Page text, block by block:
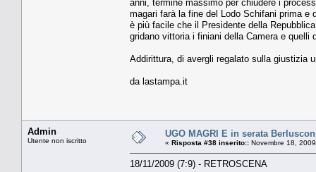
anni, termine massimo per chiudere i
magari farà la fine del Lodo Schifani prima
è più facile che il Presidente della
gridano vittoria i finiani della Camera e
Addirittura, di avergli regalato sulla giustizia
da lastampa.it
Admin
Utente non iscritto
UGO MAGRI E in serata
« Risposta #38 inserito:: Novembre 18,
18/11/2009 (7:9) - RETROSCENA